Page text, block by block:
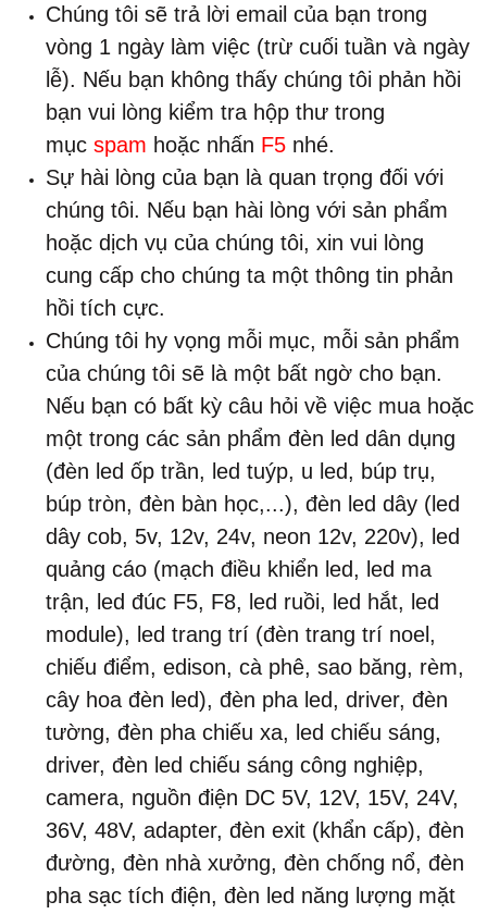
Chúng tôi sẽ trả lời email của bạn trong
vòng 1 ngày làm việc (trừ cuối tuần và ngày
lễ). Nếu bạn không thấy chúng tôi phản hồi
bạn vui lòng kiểm tra hộp thư trong
mục spam hoặc nhấn F5 nhé.
Sự hài lòng của bạn là quan trọng đối với
chúng tôi. Nếu bạn hài lòng với sản phẩm
hoặc dịch vụ của chúng tôi, xin vui lòng
cung cấp cho chúng ta một thông tin phản
hồi tích cực.
Chúng tôi hy vọng mỗi mục, mỗi sản phẩm
của chúng tôi sẽ là một bất ngờ cho bạn.
Nếu bạn có bất kỳ câu hỏi về việc mua hoặc
một trong các sản phẩm đèn led dân dụng
(đèn led ốp trần, led tuýp, u led, búp trụ,
búp tròn, đèn bàn học,...), đèn led dây (led
dây cob, 5v, 12v, 24v, neon 12v, 220v), led
quảng cáo (mạch điều khiển led, led ma
trận, led đúc F5, F8, led ruồi, led hắt, led
module), led trang trí (đèn trang trí noel,
chiếu điểm, edison, cà phê, sao băng, rèm,
cây hoa đèn led), đèn pha led, driver, đèn
tường, đèn pha chiếu xa, led chiếu sáng,
driver, đèn led chiếu sáng công nghiệp,
camera, nguồn điện DC 5V, 12V, 15V, 24V,
36V, 48V, adapter, đèn exit (khẩn cấp), đèn
đường, đèn nhà xưởng, đèn chống nổ, đèn
pha sạc tích điện, đèn led năng lượng mặt